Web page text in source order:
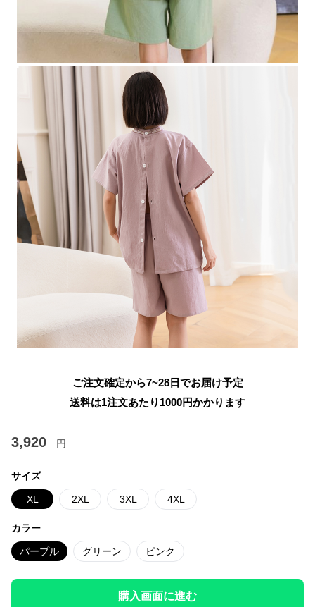
ご注文確定から7~28日でお届け予定
送料は1注文あたり 1000円かかります
3,920 円
サイズ
XL 2XL 3XL 4XL
カラー
パープル グリーン ピンク
購入画面に進む